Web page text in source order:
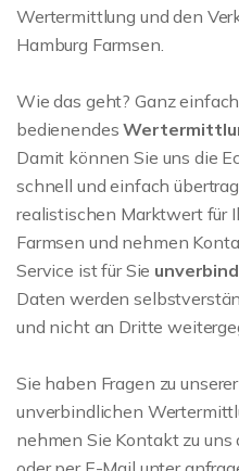
Wertermittlung und den
Hamburg Farmsen.
Wie das geht? Ganz
bedienendes
Damit können Sie uns die
schnell und einfach
realistischen Marktwert für
Farmsen und nehmen
Service ist für Sie
Daten werden
und nicht an Dritte
Sie haben Fragen zu
unverbindlichen
nehmen Sie Kontakt zu uns